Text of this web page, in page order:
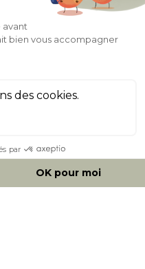
Appel gratuit
0 20 88 04 14